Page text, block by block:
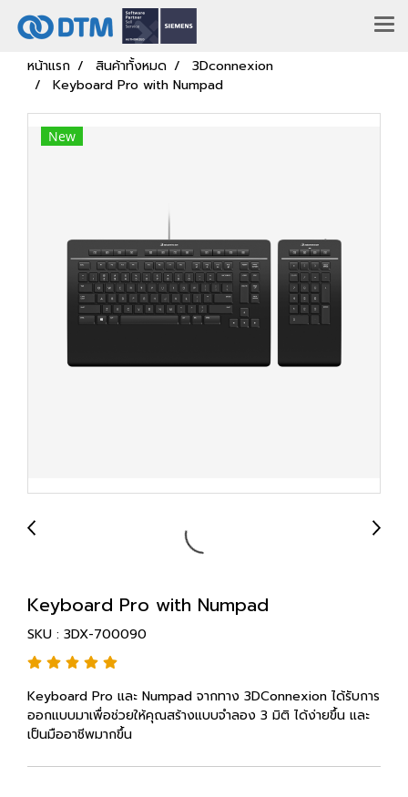
หน้าแรก สินค้าทั้งหมด
3Dconnexion
Keyboard Pro with Numpad
New
Keyboard Pro with Numpad
SKU : 3DX-700090
Keyboard Pro และ Numpad จากทาง 3DConnexion ได้รับการ
ออกแบบมาเพื่อช่วยให้คุณสร้างแบบจำลอง 3 มิติ ได้ง่ายขึ้น และ
เป็นมืออาชีพมากขึ้น